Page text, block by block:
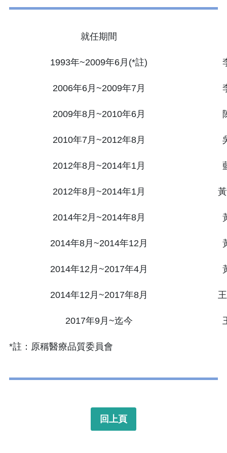
就任期間
1993年~2009年6月(*註)
2006年6月~2009年7月
2009年8月~2010年6月
2010年7月~2012年8月
2012年8月~2014年1月
2012年8月~2014年1月
2014年2月~2014年8月
2014年8月~2014年12月
2014年12月~2017年4月
2014年12月~2017年8月
2017年9月~迄今
*註：原稱醫療品質委員會
回上頁